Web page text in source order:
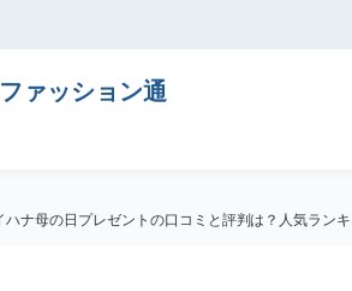
ァッション通
ハナ母の日プレゼントの口コミと評判は？人気ラン